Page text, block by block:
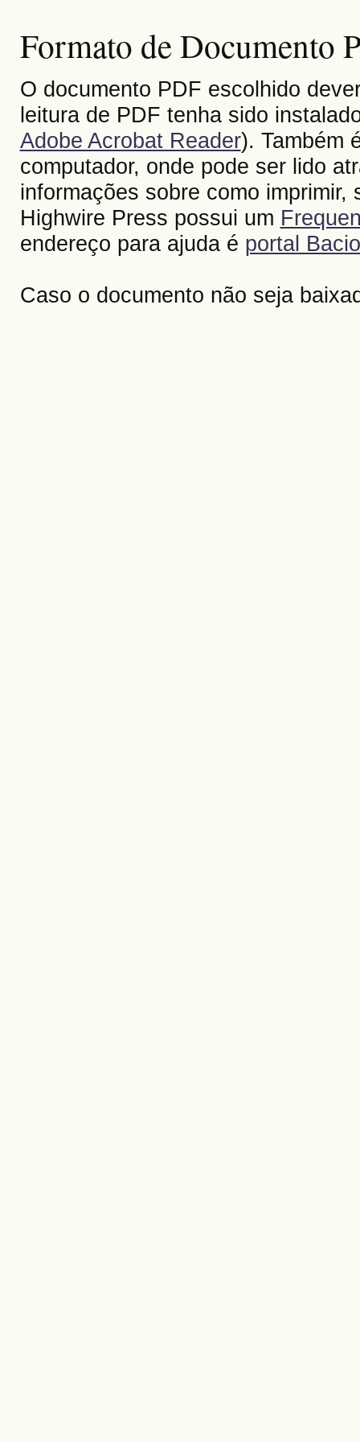
Formato de Documento
O documento PDF escolhido
leitura de PDF tenha sido
Adobe Acrobat Reader). Também
computador, onde pode ser lido
informações sobre como
Highwire Press possui um
endereço para ajuda é portal
Caso o documento não seja